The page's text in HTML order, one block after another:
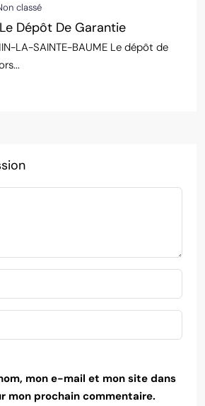
classé
Dépôt De Garantie
LA-SAINTE-BAUME Le dépôt de
mon e-mail et mon site dans
mon prochain commentaire.